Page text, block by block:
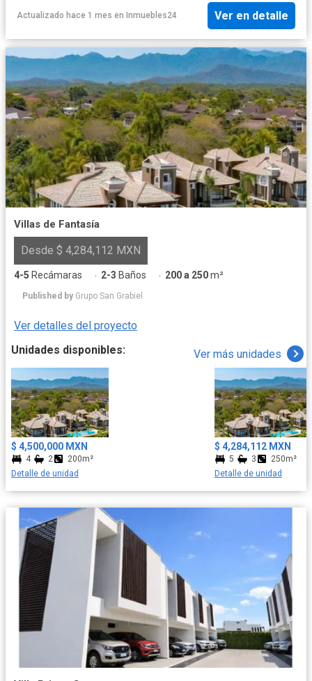
Actualizado hace 1 mes en Inmuebles24 Ver en detalle
Villas de Fantasía
Desde $ 4,284,112 MXN
4-5 Recámaras · 2-3 Baños · 200 a 250m²
Published by Grupo San Grabiel
Ver detalles del proyecto
Unidades disponibles:
Ver más unidades
$ 4,500,000 MXN
4 2
200m²
Detalle de unidad
$ 4,284,112 MXN
5 3
250m²
Detalle de unidad